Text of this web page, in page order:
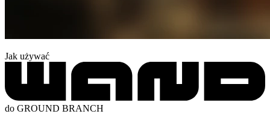
Jak używać
do GROUND BRANCH